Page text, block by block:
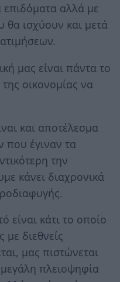
επιδόματα αλλά με
θα ισχύουν και μετά
μας είναι πάντα το
οικονομίας να
και αποτέλεσμα
που έγιναν τα
την
κάνει διαχρονικά
είναι κάτι το οποίο
με διεθνείς
μας πιστώνεται
πλειοψηφία